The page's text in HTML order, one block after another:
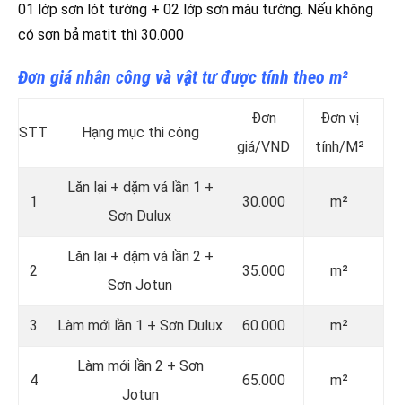
01 lớp sơn lót tường + 02 lớp sơn màu tường. Nếu không
có sơn bả matit thì 30.000
Đơn giá nhân công và vật tư được tính theo m²
STT Hạng mục thi công
Đơn
giá/VND
Đơn vị
tính/M²
1
Lăn lại + dặm vá lần 1 +
Sơn Dulux
30.000 m²
2
Lăn lại + dặm vá lần 2 +
Sơn Jotun
35.000 m²
3 Làm mới lần 1 + Sơn Dulux 60.000 m²
4
Làm mới lần 2 + Sơn
Jotun
65.000 m²